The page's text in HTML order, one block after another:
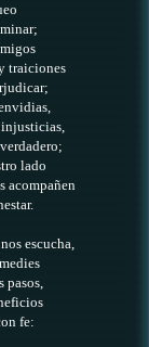
traiciones
lado
acompañen
escucha,
pasos,
fe: